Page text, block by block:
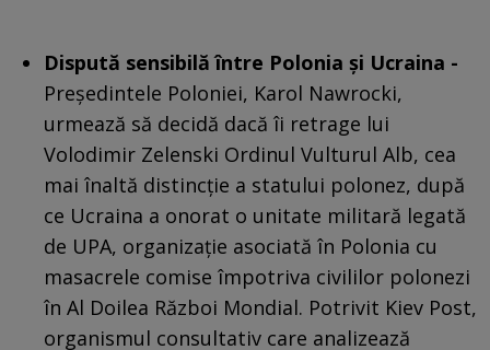
Dispută sensibilă între Polonia și Ucraina -
Președintele Poloniei, Karol Nawrocki,
urmează să decidă dacă îi retrage lui
Volodimir Zelenski Ordinul Vulturul Alb, cea
mai înaltă distincție a statului polonez, după
ce Ucraina a onorat o unitate militară legată
de UPA, organizație asociată în Polonia cu
masacrele comise împotriva civililor polonezi
în Al Doilea Război Mondial. Potrivit Kiev Post,
organismul consultativ care analizează